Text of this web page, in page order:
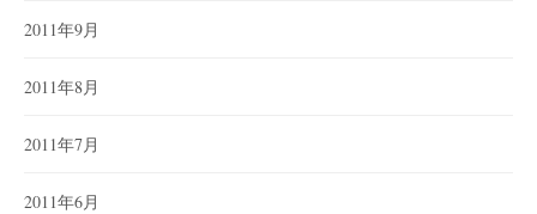
2011年9月
2011年8月
2011年7月
2011年6月